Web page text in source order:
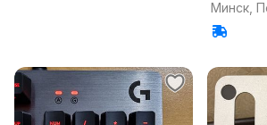
Минск,